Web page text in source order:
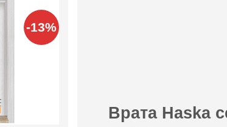
-13%
Добавяне
към
Врата Haska